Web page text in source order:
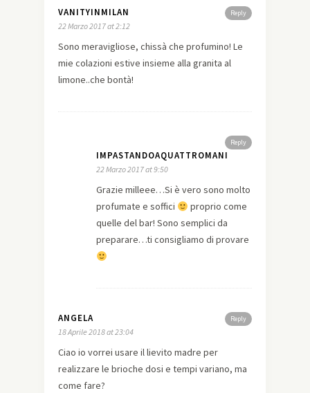
Reply
VANITYINMILAN
22 Marzo 2017 at 2:12
Sono meravigliose, chissà che profumino! Le
mie colazioni estive insieme alla granita al
limone..che bontà!
Reply
IMPASTANDOAQUATTROMANI
22 Marzo 2017 at 9:50
Grazie milleee…Si è vero sono molto
profumate e soffici
proprio come
quelle del bar! Sono semplici da
preparare…ti consigliamo di provare
Reply
ANGELA
18 Aprile 2018 at 23:04
Ciao io vorrei usare il lievito madre per
realizzare le brioche dosi e tempi variano, ma
come fare?